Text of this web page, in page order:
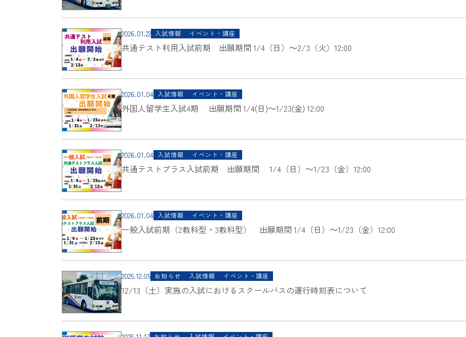
2026.01.22 入試情報 イベント・講座
共通テスト利用入試前期 出願期間 1/4（日）～2/3（火）12:00
2026.01.04 入試情報 イベント・講座
外国人留学生入試4期 出願期間 1/4(日)～1/23(金) 12:00
2026.01.04 入試情報 イベント・講座
共通テストプラス入試前期 出願期間 1/4（日）～1/23（金）12:00
2026.01.04 入試情報 イベント・講座
一般入試前期（2教科型・3教科型） 出願期間 1/4（日）～1/23（金）12:00
2025.12.05 お知らせ 入試情報 イベント・講座
12/13（土）実施の入試におけるスクールバスの運行時刻表について